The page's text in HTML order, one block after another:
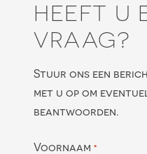
HEEFT U
VRAAG?
Stuur ons een
met u op om
beantwoorden.
Voornaam *